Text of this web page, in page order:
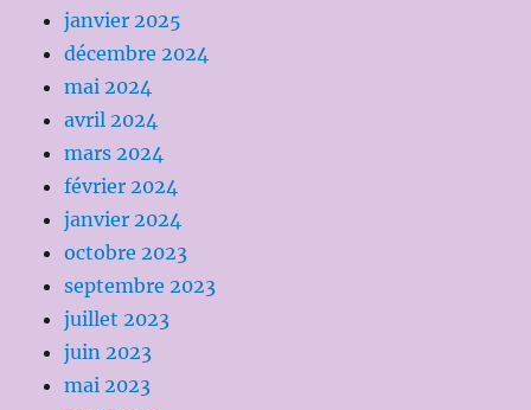
janvier 2025
décembre 2024
mai 2024
avril 2024
mars 2024
février 2024
janvier 2024
octobre 2023
septembre 2023
juillet 2023
juin 2023
mai 2023